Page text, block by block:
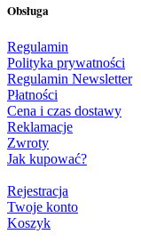
Obsługa
Regulamin
Polityka prywatności
Regulamin Newsletter
Płatności
Cena i czas dostawy
Reklamacje
Zwroty
Jak kupować?
Rejestracja
Twoje konto
Koszyk